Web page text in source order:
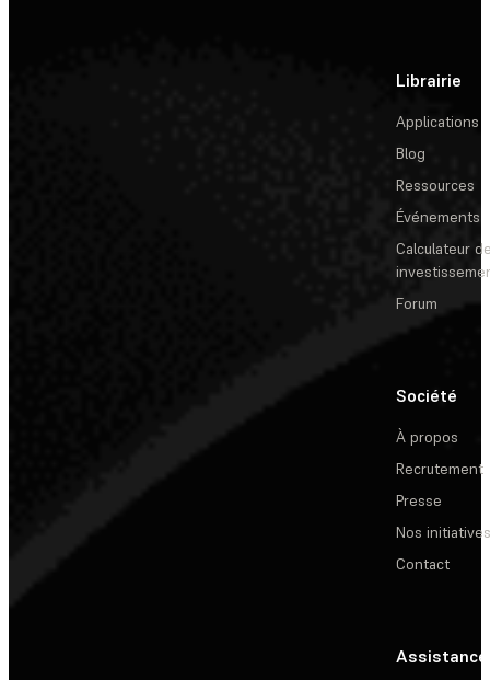
Librairie
Applications
Blog
Ressources
Événements
Calculateur
Forum
Société
À propos
Recrutement
Presse
Nos initiatives
Contact
Assistance